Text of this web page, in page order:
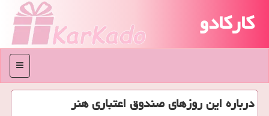
کارکادو
منو
درباره این روزهای صندوق اعتباری هنر